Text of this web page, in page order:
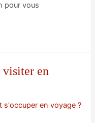
pour vous
visiter en
s'occuper en voyage ?